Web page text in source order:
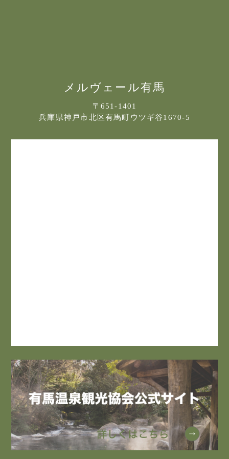
メルヴェール有馬
〒651-1401
兵庫県神戸市北区有馬町ウツギ谷1670-5